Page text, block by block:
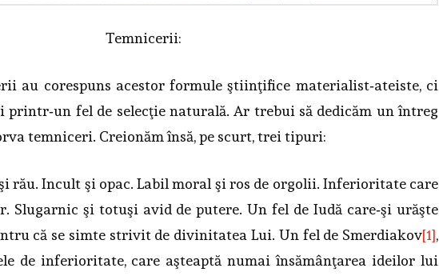
Temnicerii:
au corespuns acestor formule şti­inţi­fice materialist‑ateiste, ci
printr‑un fel de selecţie naturală. Ar trebui să dedicăm un întreg
temniceri. Creionăm însă, pe scurt, trei ti­puri:
rău. Incult şi opac. Labil moral şi ros de orgolii. Inferioritate care
Slu­garnic şi totuşi avid de putere. Un fel de Iudă care‑şi urăşte
că se simte strivit de divinitatea Lui. Un fel de Smerdiakov[1],
de inferio­ritate, care aş­teaptă numai însămânţarea ideilor lui